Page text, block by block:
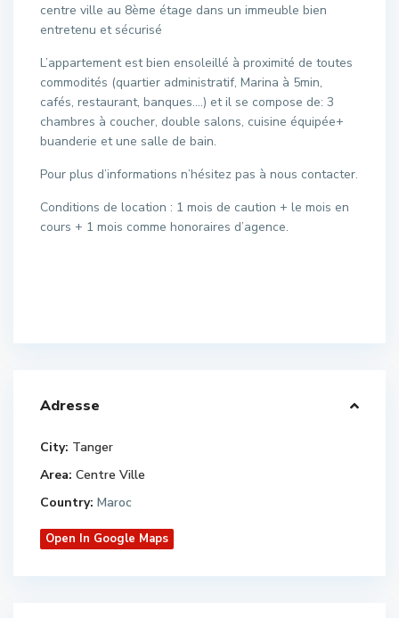
centre ville au 8ème étage dans un immeuble bien
entretenu et sécurisé
L’appartement est bien ensoleillé à proximité de toutes
commodités (quartier administratif, Marina à 5min,
cafés, restaurant, banques….) et il se compose de: 3
chambres à coucher, double salons, cuisine équipée+
buanderie et une salle de bain.
Pour plus d’informations n’hésitez pas à nous contacter.
Conditions de location : 1 mois de caution + le mois en
cours + 1 mois comme honoraires d’agence.
Adresse
City: Tanger
Area: Centre Ville
Country: Maroc
Open In Google Maps